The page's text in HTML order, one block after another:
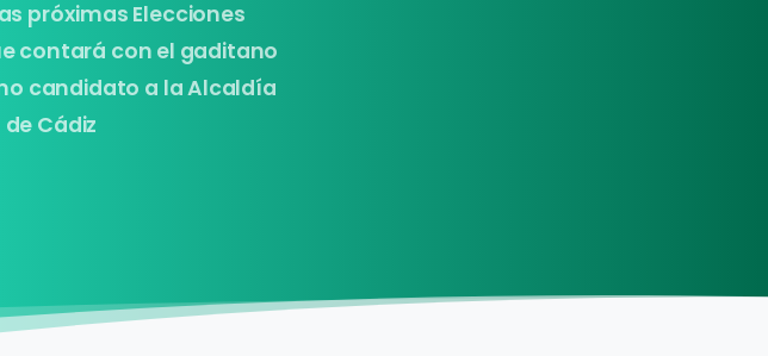
próximas Elecciones
contará con el gaditano
candidato a la Alcaldía
de Cádiz